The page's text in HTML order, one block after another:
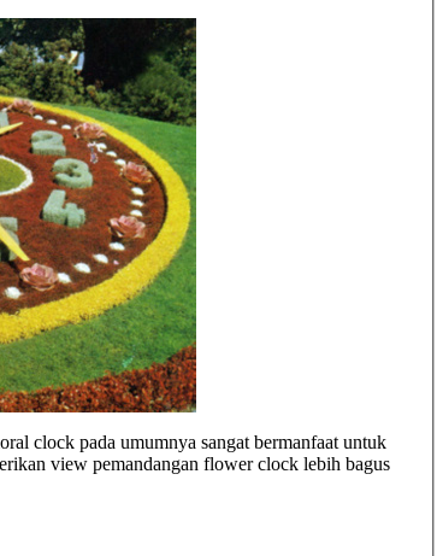
clock pada umumnya sangat bermanfaat untuk
view pemandangan flower clock lebih bagus